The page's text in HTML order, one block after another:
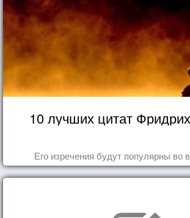
10 лучших цитат
Его изречения будут популярны во